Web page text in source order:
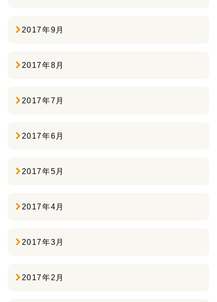
2017年9月
2017年8月
2017年7月
2017年6月
2017年5月
2017年4月
2017年3月
2017年2月